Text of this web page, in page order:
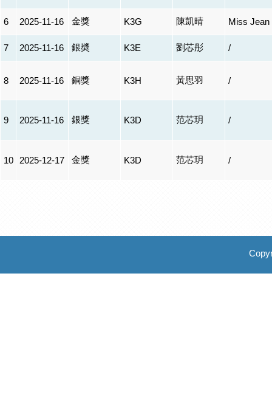
6 2025-11-16 金獎 K3G 陳凱晴 Miss Jean
7 2025-11-16 銀奬 K3E 劉芯彤 /
8 2025-11-16 銅獎 K3H 黃思羽 /
9 2025-11-16 銀獎 K3D 范芯玥 /
10 2025-12-17 金獎 K3D 范芯玥 /